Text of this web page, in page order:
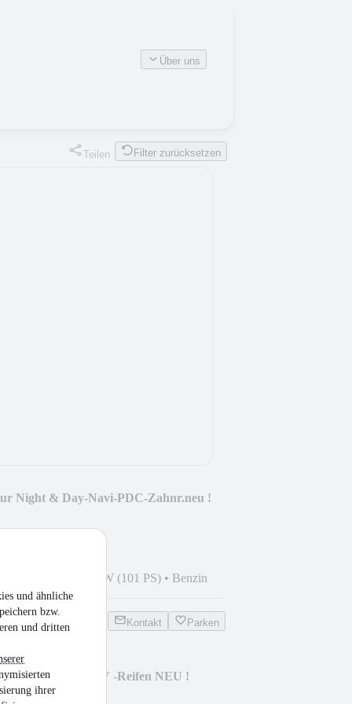
und ähnliche
bzw.
und dritten
ihrer
Über uns
Teilen Filter zurücksetzen
Night & Day-Navi-PDC-Zahnr.neu !
74 kW (101 PS) • Benzin
Kontakt Parken
bis 2025 1 Hd-TÜV -Reifen NEU !